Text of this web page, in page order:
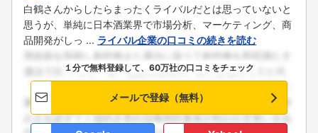
白鶴さんからしたらまったくライバルだとは思っていないと
思うが、単純に日本酒業界で市場分析、マーケティング、商
品開発がしっ ... ライバル企業の口コミの続きを読む
１分で無料登録して、60万社の口コミをチェック
メールで登録（無料）